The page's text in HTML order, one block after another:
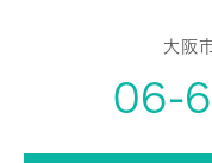
大阪
06-